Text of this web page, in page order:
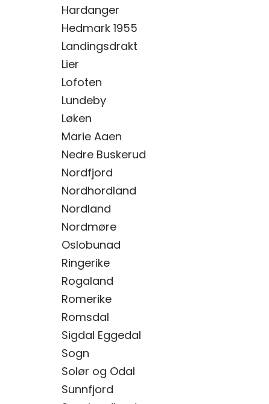
Hardanger
Hedmark 1955
Landingsdrakt
Lier
Lofoten
Lundeby
Løken
Marie Aaen
Nedre Buskerud
Nordfjord
Nordhordland
Nordland
Nordmøre
Oslobunad
Ringerike
Rogaland
Romerike
Romsdal
Sigdal Eggedal
Sogn
Solør og Odal
Sunnfjord